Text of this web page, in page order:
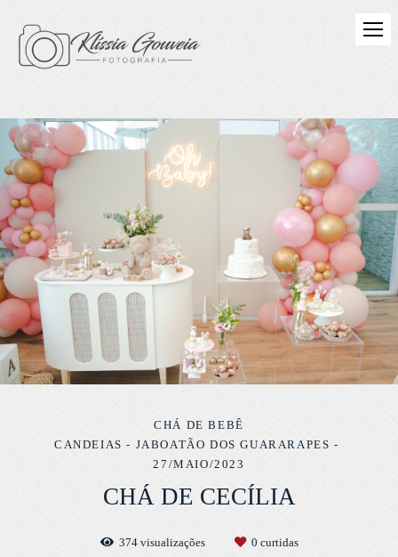
CHÁ DE BEBÊ
CANDEIAS - JABOATÃO DOS GUARARAPES
27/MAIO/2023
CHÁ DE CECÍLIA
374visualizações 0 curtidas